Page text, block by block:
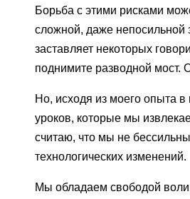
Борьба с этими рисками
сложной, даже непосильной
заставляет некоторых
поднимите разводной мост.
Но, исходя из моего опыта в
уроков, которые мы
считаю, что мы не
технологических изменений.
Мы обладаем свободой